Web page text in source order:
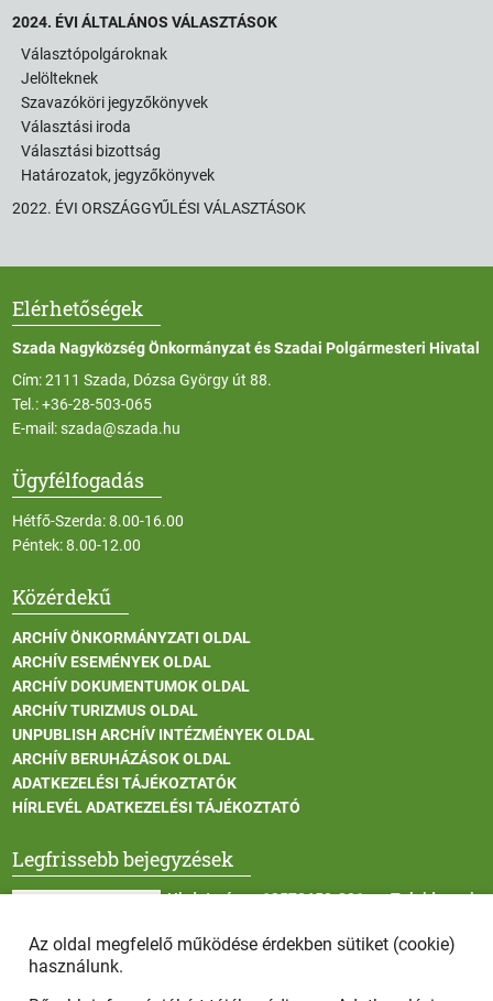
2024. ÉVI ÁLTALÁNOS VÁLASZTÁSOK
Választópolgároknak
Jelölteknek
Szavazóköri jegyzőkönyvek
Választási iroda
Választási bizottság
Határozatok, jegyzőkönyvek
2022. ÉVI ORSZÁGGYŰLÉSI VÁLASZTÁSOK
Elérhetőségek
Szada Nagyközség Önkormányzat és Szadai Polgármesteri Hivatal
Cím: 2111 Szada, Dózsa György út 88.
Tel.:+36-28-503-065
E-mail:szada@szada.hu
Ügyfélfogadás
Hétfő-Szerda: 8.00-16.00
Péntek: 8.00-12.00
Közérdekű
ARCHÍV ÖNKORMÁNYZATI OLDAL
ARCHÍV ESEMÉNYEK OLDAL
ARCHÍV DOKUMENTUMOK OLDAL
ARCHÍV TURIZMUS OLDAL
UNPUBLISH ARCHÍV INTÉZMÉNYEK OLDAL
ARCHÍV BERUHÁZÁSOK OLDAL
ADATKEZELÉSI TÁJÉKOZTATÓK
HÍRLEVÉL ADATKEZELÉSI TÁJÉKOZTATÓ
Legfrissebb bejegyzések
Hirdetmény - 13572650-301 sz. Tulajdonosi
Az oldal megfelelő működése érdekben sütiket (cookie)
használunk.